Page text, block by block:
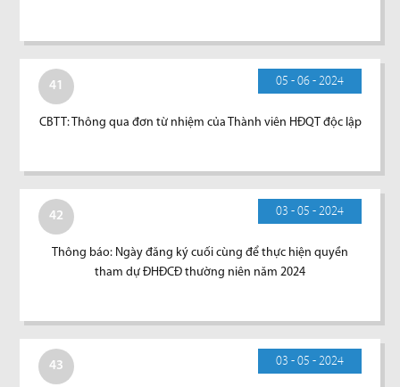
41 05 - 06 - 2024
CBTT: Thông qua đơn từ nhiệm của Thành viên HĐQT độc lập
42 03 - 05 - 2024
Thông báo: Ngày đăng ký cuối cùng để thực hiện quyền
tham dự ĐHĐCĐ thường niên năm 2024
43 03 - 05 - 2024